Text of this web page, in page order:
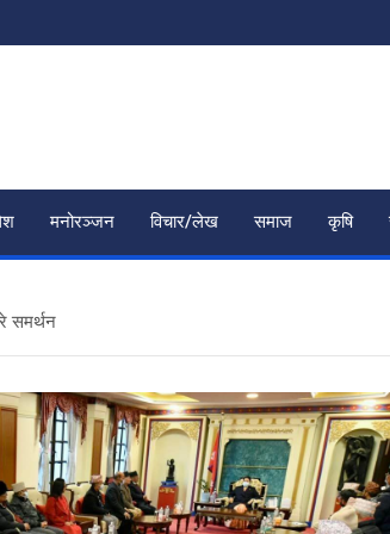
मनोरञ्जन विचार/लेख समाज कृषि
समर्थन